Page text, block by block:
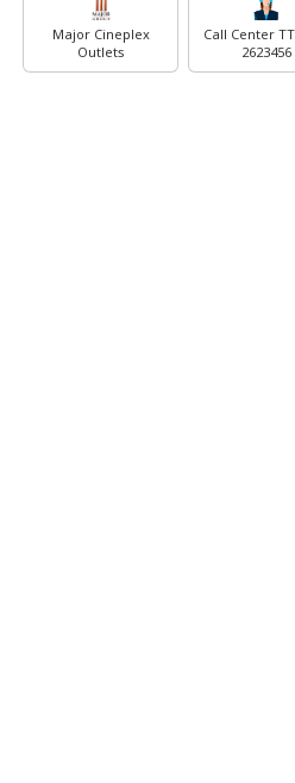
Major Cineplex
Outlets
Call Center
2623456